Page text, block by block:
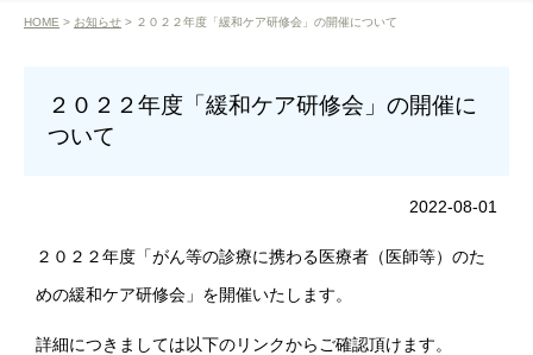
HOME > お知らせ > ２０２２年度「緩和ケア研修会」の開催について
２０２２年度「緩和ケア研修会」の開催に
ついて
2022-08-01
２０２２年度「がん等の診療に携わる医療者（医師等）のた
めの緩和ケア研修会」を開催いたします。
詳細につきましては以下のリンクからご確認頂けます。